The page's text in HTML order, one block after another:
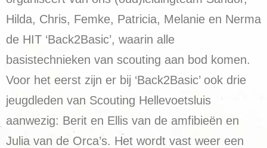
Hilda, Chris, Femke, Patricia, Melanie en Nerma
de HIT ‘Back2Basic’, waarin alle
basistechnieken van scouting aan bod komen.
Voor het eerst zijn er bij ‘Back2Basic’ ook drie
jeugdleden van Scouting Hellevoetsluis
aanwezig: Berit en Ellis van de amfibieën en
Julia van de Orca’s. Het wordt vast weer een